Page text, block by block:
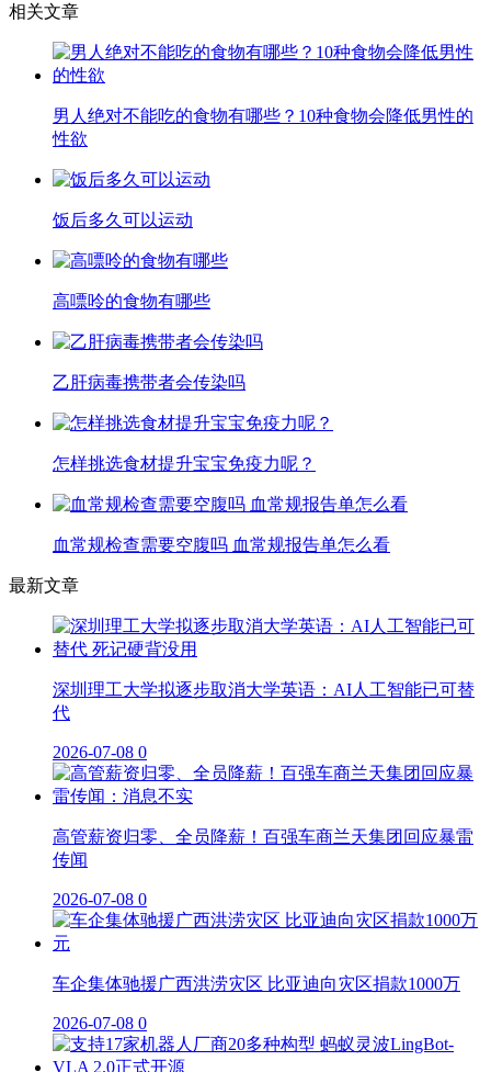
相关文章
男人绝对不能吃的食物有哪些？10种食物会降低男性的
性欲
饭后多久可以运动
高嘌呤的食物有哪些
乙肝病毒携带者会传染吗
怎样挑选食材提升宝宝免疫力呢？
血常规检查需要空腹吗 血常规报告单怎么看
最新文章
深圳理工大学拟逐步取消大学英语：AI人工智能已可替
代
2026-07-08 0
高管薪资归零、全员降薪！百强车商兰天集团回应暴雷
传闻
2026-07-08 0
车企集体驰援广西洪涝灾区 比亚迪向灾区捐款1000万
2026-07-08 0